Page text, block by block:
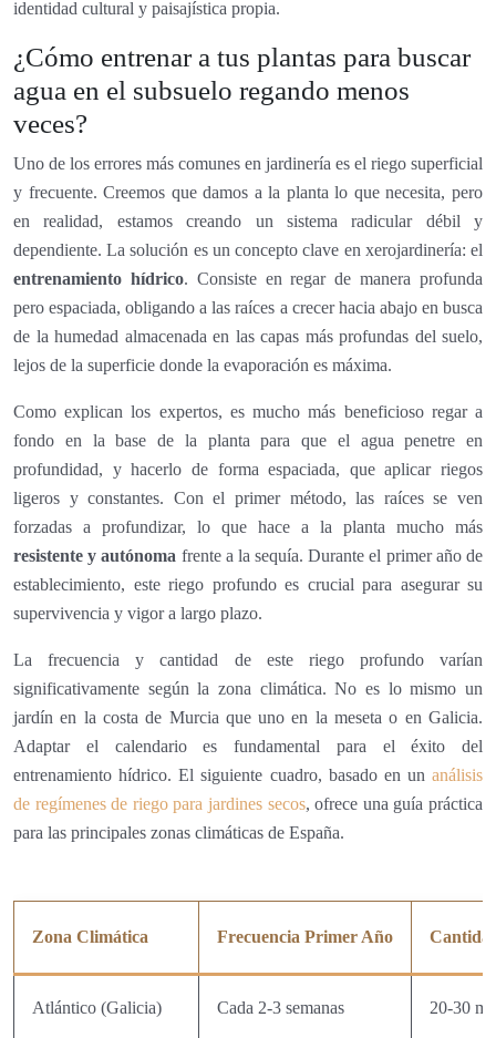
identidad cultural y paisajística propia.
¿Cómo entrenar a tus plantas para buscar
agua en el subsuelo regando menos
veces?
Uno de los errores más comunes en jardinería es el riego superficial
y frecuente. Creemos que damos a la planta lo que necesita, pero
en realidad, estamos creando un sistema radicular débil y
dependiente. La solución es un concepto clave en xerojardinería: el
entrenamiento hídrico. Consiste en regar de manera profunda
pero espaciada, obligando a las raíces a crecer hacia abajo en busca
de la humedad almacenada en las capas más profundas del suelo,
lejos de la superficie donde la evaporación es máxima.
Como explican los expertos, es mucho más beneficioso regar a
fondo en la base de la planta para que el agua penetre en
profundidad, y hacerlo de forma espaciada, que aplicar riegos
ligeros y constantes. Con el primer método, las raíces se ven
forzadas a profundizar, lo que hace a la planta mucho más
resistente y autónoma frente a la sequía. Durante el primer año de
establecimiento, este riego profundo es crucial para asegurar su
supervivencia y vigor a largo plazo.
La frecuencia y cantidad de este riego profundo varían
significativamente según la zona climática. No es lo mismo un
jardín en la costa de Murcia que uno en la meseta o en Galicia.
Adaptar el calendario es fundamental para el éxito del
entrenamiento hídrico. El siguiente cuadro, basado en un análisis
de regímenes de riego para jardines secos, ofrece una guía práctica
para las principales zonas climáticas de España.
Zona Climática Frecuencia Primer Año
Atlántico (Galicia) Cada 2-3 semanas 20-30